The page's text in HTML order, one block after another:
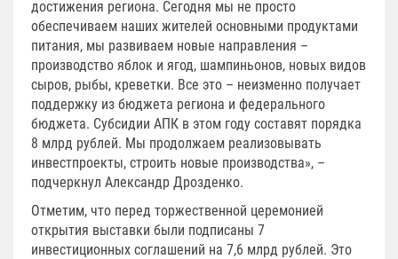
достижения региона. Сегодня мы не просто
обеспечиваем наших жителей основными продуктами
питания, мы развиваем новые направления –
производство яблок и ягод, шампиньонов, новых видов
сыров, рыбы, креветки. Все это – неизменно получает
поддержку из бюджета региона и федерального
бюджета. Субсидии АПК в этом году составят порядка
8 млрд рублей. Мы продолжаем реализовывать
инвестпроекты, строить новые производства», –
подчеркнул Александр Дрозденко.
Отметим, что перед торжественной церемонией
открытия выставки были подписаны 7
инвестиционных соглашений на 7,6 млрд рублей. Это